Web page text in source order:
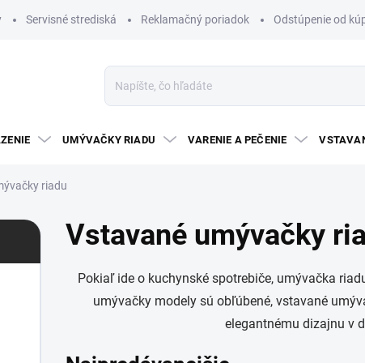
Servisné strediská Reklamačný poriadok Odstúpenie od
UMÝVAČKY RIADU VARENIE A PEČENIE
riadu
Vstavané umývačky
Pokiaľ ide o kuchynské spotrebiče, umývačka
umývačky modely sú obľúbené, vstavané
elegantnému dizajnu v